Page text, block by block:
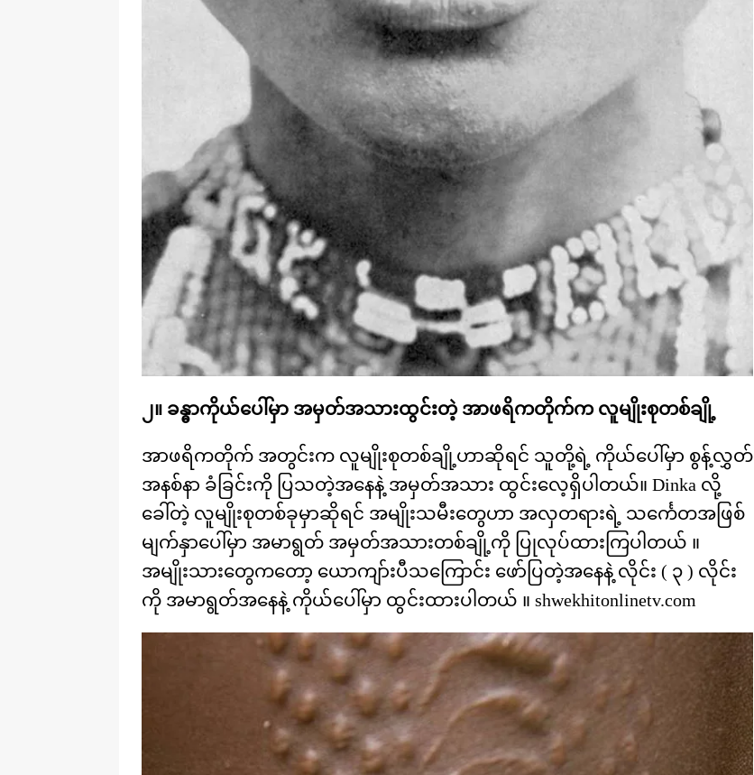
၂။ ခန္ဓာကိုယ်ပေါ်မှာ အမှတ်အသားထွင်းတဲ့ အာဖရိကတိုက်က လူမျိုးစုတစ်ချို့
အာဖရိကတိုက် အတွင်းက လူမျိုးစုတစ်ချို့ဟာဆိုရင် သူတို့ရဲ့ ကိုယ်ပေါ်မှာ စွန့်လွှတ်
အနစ်နာ ခံခြင်းကို ပြသတဲ့အနေနဲ့ အမှတ်အသား ထွင်းလေ့ရှိပါတယ်။ Dinka လို့
ခေါ်တဲ့ လူမျိုးစုတစ်ခုမှာဆိုရင် အမျိုးသမီးတွေဟာ အလှတရားရဲ့ သင်္ကေတအဖြစ်
မျက်နှာပေါ်မှာ အမာရွတ် အမှတ်အသားတစ်ချို့ကို ပြုလုပ်ထားကြပါတယ် ။
အမျိုးသားတွေကတော့ ယောကျာ်းပီသကြောင်း ဖော်ပြတဲ့အနေနဲ့ လိုင်း ( ၃ ) လိုင်း
ကို အမာရွတ်အနေနဲ့ ကိုယ်ပေါ်မှာ ထွင်းထားပါတယ် ။ shwekhitonlinetv.com